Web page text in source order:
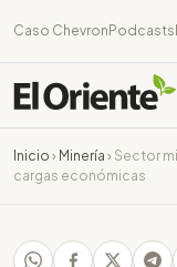
Caso Chevron Podcasts
Inicio › Minería › Sector
cargas económicas